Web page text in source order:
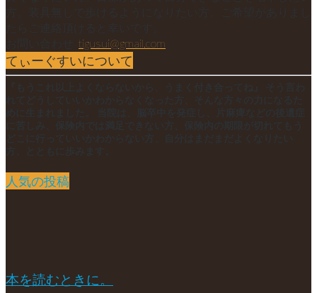
tigusui@gmail.com
てぃーぐすいについて
人気の投稿
本を読むときに。